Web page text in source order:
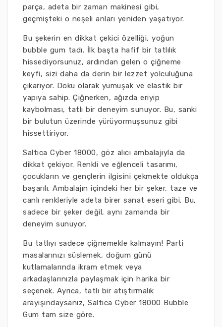
parça, adeta bir zaman makinesi gibi,
geçmişteki o neşeli anları yeniden yaşatıyor.
Bu şekerin en dikkat çekici özelliği, yoğun
bubble gum tadı. İlk başta hafif bir tatlılık
hissediyorsunuz, ardından gelen o çiğneme
keyfi, sizi daha da derin bir lezzet yolculuğuna
çıkarıyor. Doku olarak yumuşak ve elastik bir
yapıya sahip. Çiğnerken, ağızda eriyip
kaybolması, tatlı bir deneyim sunuyor. Bu, sanki
bir bulutun üzerinde yürüyormuşsunuz gibi
hissettiriyor.
Saltica Cyber 18000, göz alıcı ambalajıyla da
dikkat çekiyor. Renkli ve eğlenceli tasarımı,
çocukların ve gençlerin ilgisini çekmekte oldukça
başarılı. Ambalajın içindeki her bir şeker, taze ve
canlı renkleriyle adeta birer sanat eseri gibi. Bu,
sadece bir şeker değil, aynı zamanda bir
deneyim sunuyor.
Bu tatlıyı sadece çiğnemekle kalmayın! Parti
masalarınızı süslemek, doğum günü
kutlamalarında ikram etmek veya
arkadaşlarınızla paylaşmak için harika bir
seçenek. Ayrıca, tatlı bir atıştırmalık
arayışındaysanız, Saltica Cyber 18000 Bubble
Gum tam size göre.